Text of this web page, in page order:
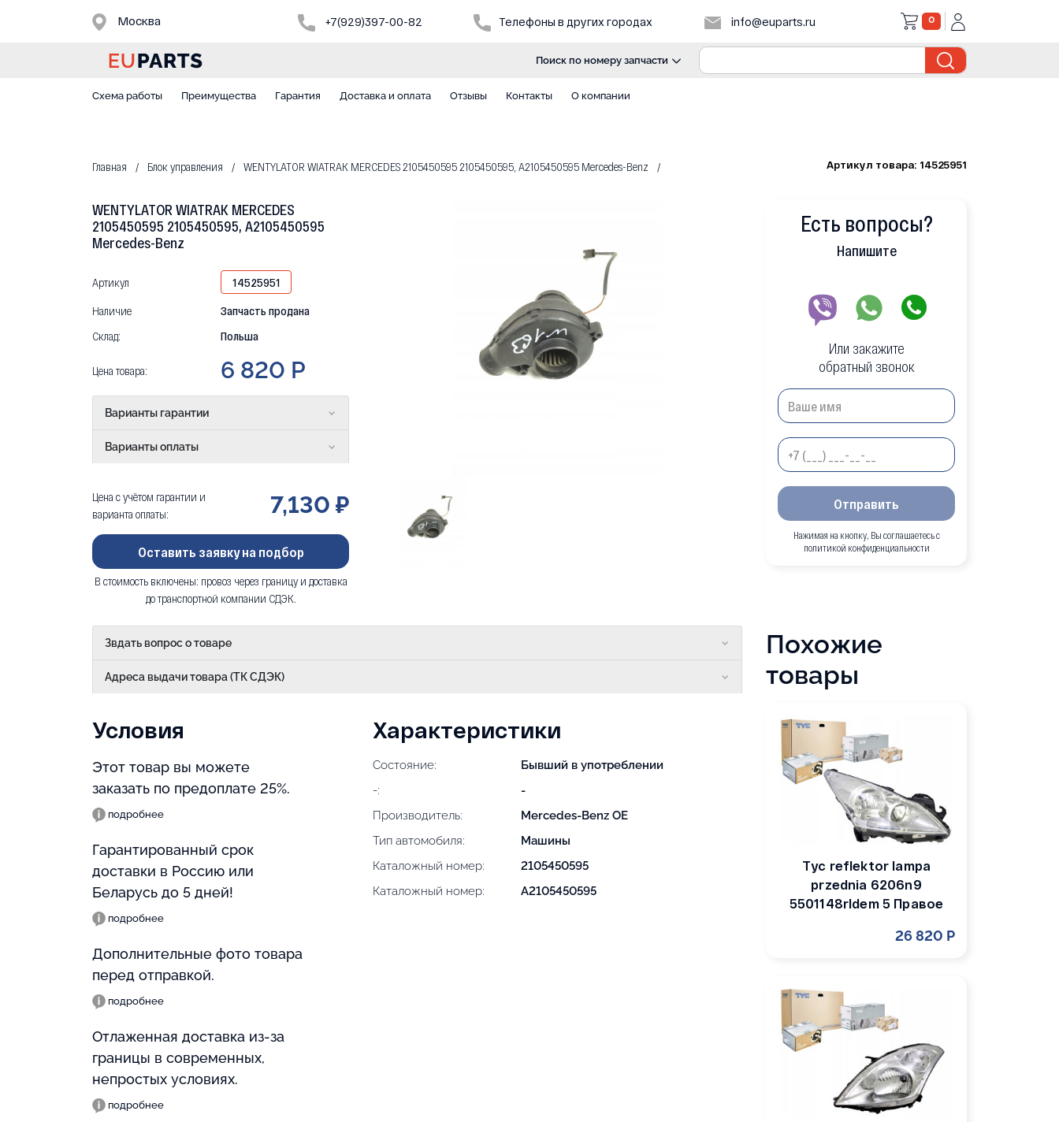
Москва +7(929)397-00-82 Телефоны в других городах info@euparts.ru 0
Поиск по номеру запчасти
Схема работы Преимущества Гарантия Доставка и оплата Отзывы Контакты О компании
Главная Блок управления WENTYLATOR WIATRAK MERCEDES 2105450595 2105450595, A2105450595 Mercedes-Benz Артикул товара: 14525951
WENTYLATOR WIATRAK MERCEDES
2105450595 2105450595, A2105450595
Mercedes-Benz
Артикул
14525951
Наличие
Запчасть продана
Склад:
Польша
Цена товара: 6 820 Р
Варианты гарантии
Варианты оплаты
Цена с учётом гарантии и
варианта оплаты:
7,130 ₽
Оставить заявку на подбор
В стоимость включены: провоз через границу и доставка
до транспортной компании СДЭК.
Звдать вопрос о товаре
Адреса выдачи товара (ТК СДЭК)
Условия
Этот товар вы можете
заказать по предоплате 25%.
подробнее
Гарантированный срок
доставки в Россию или
Беларусь до 5 дней!
подробнее
Дополнительные фото товара
перед отправкой.
подробнее
Отлаженная доставка из-за
границы в современных,
непростых условиях.
подробнее
Характеристики
Состояние:
Бывший в употреблении
-:
-
Производитель:
Mercedes-Benz OE
Тип автомобиля:
Машины
Каталожный номер:
2105450595
Каталожный номер:
A2105450595
Есть вопросы?
Напишите
Или закажите
обратный звонок
Отправить
Нажимая на кнопку, Вы соглашаетесь с
политикой конфиденциальности
Похожие
товары
Tyc reflektor lampa
przednia 6206n9
5501148rldem 5 Правое
26 820 Р